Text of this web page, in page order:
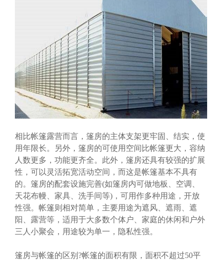
相比帐篷露营而言，篷房的主体支架更牢固、结实，使
用年限长。另外，篷房的可使用空间比帐篷更大，容纳
人数更多，功能更齐全。此外，篷房还具有较强的扩展
性，可以灵活拓宽活动空间，而这是帐篷基本不具有
的。篷房的配套设施完善(如篷房内可做地板、空调、
天花布幔、家具、洗手间等)，可用作多种用途，开放
性强。帐篷则相对简单，主要用途为遮风、遮雨、遮
阳、露营等，适用于大多数个体户、家庭的休闲和户外
三人小聚会，用途较为单一，隐私性强。
篷房与帐篷的区别?帐篷的面积有限，面积不超过50平